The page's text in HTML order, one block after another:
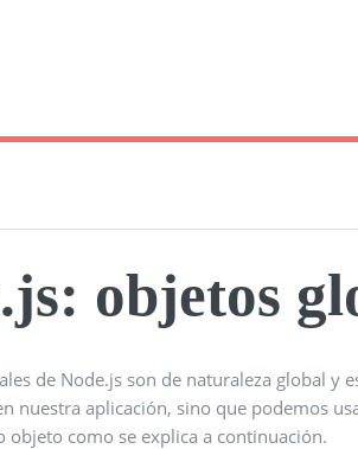
objetos
de Node.js son de naturaleza global
nuestra aplicación, sino que podemos
objeto como se explica a continuación.